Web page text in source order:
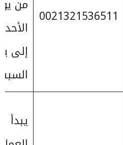
0021321536511
من
الأحد
إلى
يبدأ